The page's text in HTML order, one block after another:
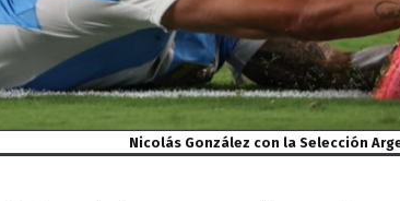
Nicolás González con la Selección